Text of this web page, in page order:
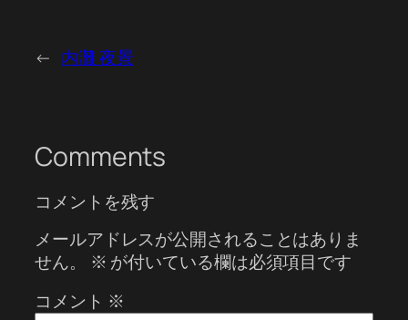
← 内灘 夜景
Comments
コメントを残す
メールアドレスが公開されることはありま
せん。
※ が付いている欄は必須項目です
コメント ※